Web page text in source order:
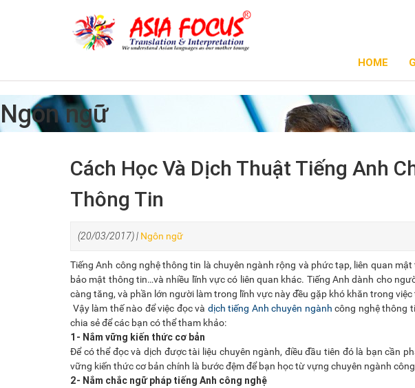
HOME
Ngôn ngữ
Cách Học Và Dịch Thuật Tiếng Anh
Thông Tin
(20/03/2017) | Ngôn ngữ
Tiếng Anh công nghệ thông tin là chuyên ngành rộng và phức tạp, liên quan
bảo mật thông tin…và nhiều lĩnh vực có liên quan khác. Tiếng Anh dành cho
càng tăng, và phần lớn người làm trong lĩnh vực này đều gặp khó khăn trong
Vậy làm thế nào để việc đọc và dịch tiếng Anh chuyên ngành công nghệ thông
chia sẻ để các bạn có thể tham khảo:
1- Nắm vững kiến thức cơ bản
Để có thể đọc và dịch được tài liệu chuyên ngành, điều đầu tiên đó là bạn cần
vững kiến thức cơ bản chính là bước đệm để bạn học từ vựng chuyên ngành
2- Nắm chắc ngữ pháp tiếng Anh công nghệ